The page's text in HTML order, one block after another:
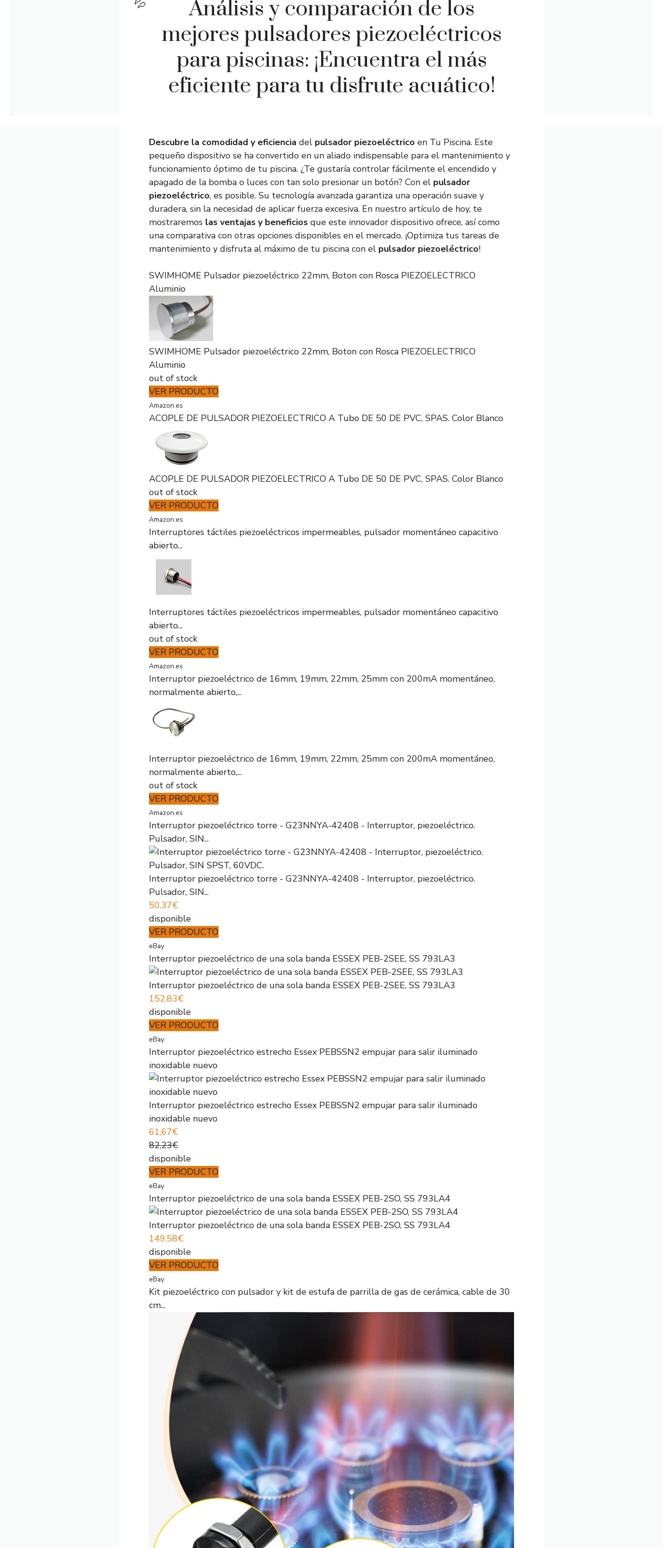
Análisis y comparación de los
mejores pulsadores piezoeléctricos
para piscinas: ¡Encuentra el más
eficiente para tu disfrute acuático!
Descubre la comodidad y eficiencia del pulsador piezoeléctrico en Tu Piscina. Este
pequeño dispositivo se ha convertido en un aliado indispensable para el mantenimiento y
funcionamiento óptimo de tu piscina. ¿Te gustaría controlar fácilmente el encendido y
apagado de la bomba o luces con tan solo presionar un botón? Con el pulsador
piezoeléctrico, es posible. Su tecnología avanzada garantiza una operación suave y
duradera, sin la necesidad de aplicar fuerza excesiva. En nuestro artículo de hoy, te
mostraremos las ventajas y beneficios que este innovador dispositivo ofrece, así como
una comparativa con otras opciones disponibles en el mercado. ¡Optimiza tus tareas de
mantenimiento y disfruta al máximo de tu piscina con el pulsador piezoeléctrico!
SWIMHOME Pulsador piezoeléctrico 22mm, Boton con Rosca PIEZOELECTRICO
Aluminio
SWIMHOME Pulsador piezoeléctrico 22mm, Boton con Rosca PIEZOELECTRICO
Aluminio
out of stock
VER PRODUCTO
Amazon.es
ACOPLE DE PULSADOR PIEZOELECTRICO A Tubo DE 50 DE PVC, SPAS. Color Blanco
ACOPLE DE PULSADOR PIEZOELECTRICO A Tubo DE 50 DE PVC, SPAS. Color Blanco
out of stock
VER PRODUCTO
Amazon.es
Interruptores táctiles piezoeléctricos impermeables, pulsador momentáneo capacitivo
abierto...
Interruptores táctiles piezoeléctricos impermeables, pulsador momentáneo capacitivo
abierto...
out of stock
VER PRODUCTO
Amazon.es
Interruptor piezoeléctrico de 16mm, 19mm, 22mm, 25mm con 200mA momentáneo,
normalmente abierto,...
Interruptor piezoeléctrico de 16mm, 19mm, 22mm, 25mm con 200mA momentáneo,
normalmente abierto,...
out of stock
VER PRODUCTO
Amazon.es
Interruptor piezoeléctrico torre - G23NNYA-42408 - Interruptor, piezoeléctrico.
Pulsador, SIN...
Interruptor piezoeléctrico torre - G23NNYA-42408 - Interruptor, piezoeléctrico.
Pulsador, SIN...
50,37€
disponible
VER PRODUCTO
eBay
Interruptor piezoeléctrico de una sola banda ESSEX PEB-2SEE, SS 793LA3
Interruptor piezoeléctrico de una sola banda ESSEX PEB-2SEE, SS 793LA3
152,83€
disponible
VER PRODUCTO
eBay
Interruptor piezoeléctrico estrecho Essex PEBSSN2 empujar para salir iluminado
inoxidable nuevo
Interruptor piezoeléctrico estrecho Essex PEBSSN2 empujar para salir iluminado
inoxidable nuevo
61,67€
82,23€
disponible
VER PRODUCTO
eBay
Interruptor piezoeléctrico de una sola banda ESSEX PEB-2SO, SS 793LA4
Interruptor piezoeléctrico de una sola banda ESSEX PEB-2SO, SS 793LA4
149,58€
disponible
VER PRODUCTO
eBay
Kit piezoeléctrico con pulsador y kit de estufa de parrilla de gas de cerámica, cable de 30
cm...